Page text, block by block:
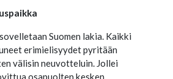
Suomen lakia. Kaikki
erimielisyydet pyritään
välisin neuvotteluin. Jollei
osapuolten kesken